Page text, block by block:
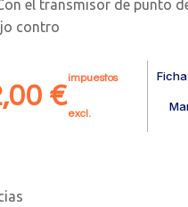
el transmisor de punto
contro
€
impuestos
excl.